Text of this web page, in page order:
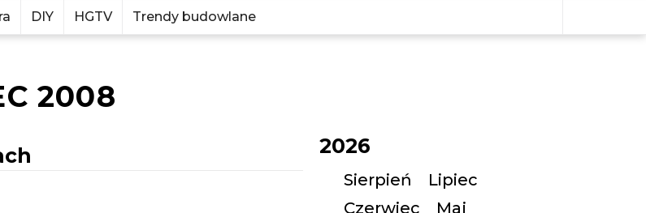
DIY HGTV Trendy budowlane
2008
2026
Sierpień
Lipiec
Czerwiec
Maj